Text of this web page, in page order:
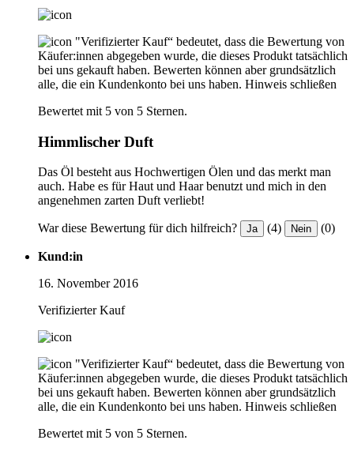
"Verifizierter Kauf“ bedeutet, dass die Bewertung von
Käufer:innen abgegeben wurde, die dieses Produkt tatsächlich
bei uns gekauft haben. Bewerten können aber grundsätzlich
alle, die ein Kundenkonto bei uns haben. Hinweis schließen
Bewertet mit 5 von 5 Sternen.
Himmlischer Duft
Das Öl besteht aus Hochwertigen Ölen und das merkt man
auch. Habe es für Haut und Haar benutzt und mich in den
angenehmen zarten Duft verliebt!
War diese Bewertung für dich hilfreich? Ja (4) Nein (0)
Kund:in
16. November 2016
Verifizierter Kauf
"Verifizierter Kauf“ bedeutet, dass die Bewertung von
Käufer:innen abgegeben wurde, die dieses Produkt tatsächlich
bei uns gekauft haben. Bewerten können aber grundsätzlich
alle, die ein Kundenkonto bei uns haben. Hinweis schließen
Bewertet mit 5 von 5 Sternen.